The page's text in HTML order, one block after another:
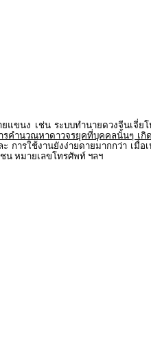
ขนง เช่น ระบบทำนายดวงจีนเจี่
คำนวณหาดาวจรยุคที่บุคคลนั้นๆ เ
ารใช้งานยังง่ายดายมากกว่า เ
น หมายเลขโทรศัพท์ ฯลฯ